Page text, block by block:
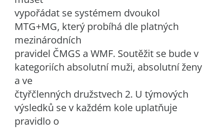
vypořádat se systémem dvoukol
MTG+MG, který probíhá dle platných
mezinárodních
pravidel ČMGS a WMF. Soutěžit se bude v
kategoriích absolutní muži, absolutní ženy
a ve
čtyřčlenných družstvech 2. U týmových
výsledků se v každém kole uplatňuje
pravidlo o